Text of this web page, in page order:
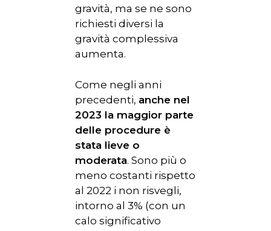
gravità, ma se ne sono
richiesti diversi la
gravità complessiva
aumenta.
Come negli anni
precedenti, anche nel
2023 la maggior parte
delle procedure è
stata lieve o
moderata. Sono più o
meno costanti rispetto
al 2022 i non risvegli,
intorno al 3% (con un
calo significativo